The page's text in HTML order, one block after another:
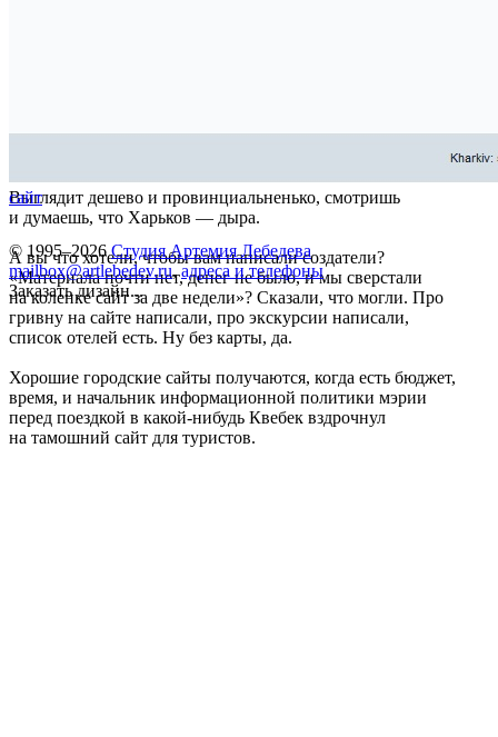
Выглядит дешево и провинциальненько, смотришь
и думаешь, что Харьков — дыра.
А вы что хотели, чтобы вам написали создатели?
«Материала почти нет, денег не было, и мы сверстали
на коленке сайт за две недели»? Сказали, что могли. Про
гривну на сайте написали, про экскурсии написали,
список отелей есть. Ну без карты, да.
Хорошие городские сайты получаются, когда есть бюджет,
время, и начальник информационной политики мэрии
перед поездкой в какой-нибудь Квебек вздрочнул
на тамошний сайт для туристов.
сайт
© 1995–2026 Студия Артемия Лебедева
mailbox@artlebedev.ru, адреса и телефоны
Заказать дизайн...